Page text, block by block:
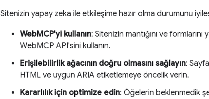
Sitenizin yapay zeka ile etkileşime hazır olma durumunu
WebMCP'yi kullanın: Sitenizin mantığını ve
WebMCP API'sini kullanın.
Erişilebilirlik ağacının doğru olmasını sağlayın:
HTML ve uygun ARIA etiketlemeye öncelik verin.
Kararlılık için optimize edin: Öğelerin beklenmedik